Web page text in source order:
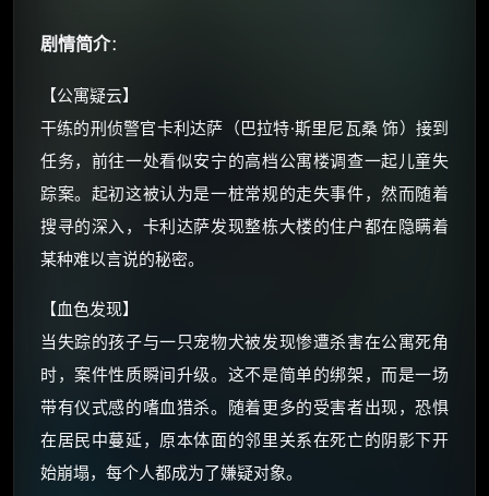
剧情简介：
【公寓疑云】
干练的刑侦警官卡利达萨（巴拉特·斯里尼瓦桑 饰）接到
任务，前往一处看似安宁的高档公寓楼调查一起儿童失
踪案。起初这被认为是一桩常规的走失事件，然而随着
搜寻的深入，卡利达萨发现整栋大楼的住户都在隐瞒着
某种难以言说的秘密。
【血色发现】
当失踪的孩子与一只宠物犬被发现惨遭杀害在公寓死角
时，案件性质瞬间升级。这不是简单的绑架，而是一场
带有仪式感的嗜血猎杀。随着更多的受害者出现，恐惧
在居民中蔓延，原本体面的邻里关系在死亡的阴影下开
始崩塌，每个人都成为了嫌疑对象。
🧧 福利领取站
☕
朋友们辛苦了 💦
你需要的各种会员，都可低价购买！
还有支付宝现金红包、外卖红包、
☕ 海外大侠？通过 Ko-fi 赐茶